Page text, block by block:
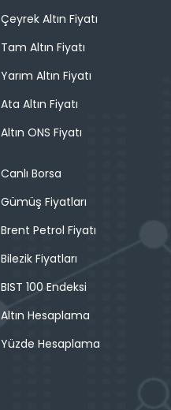
Çeyrek Altın Fiyatı
Tam Altın Fiyatı
Yarım Altın Fiyatı
Ata Altın Fiyatı
Altın ONS Fiyatı
Canlı Borsa
Gümüş Fiyatları
Brent Petrol Fiyatı
Bilezik Fiyatları
BIST 100 Endeksi
Altın Hesaplama
Yüzde Hesaplama